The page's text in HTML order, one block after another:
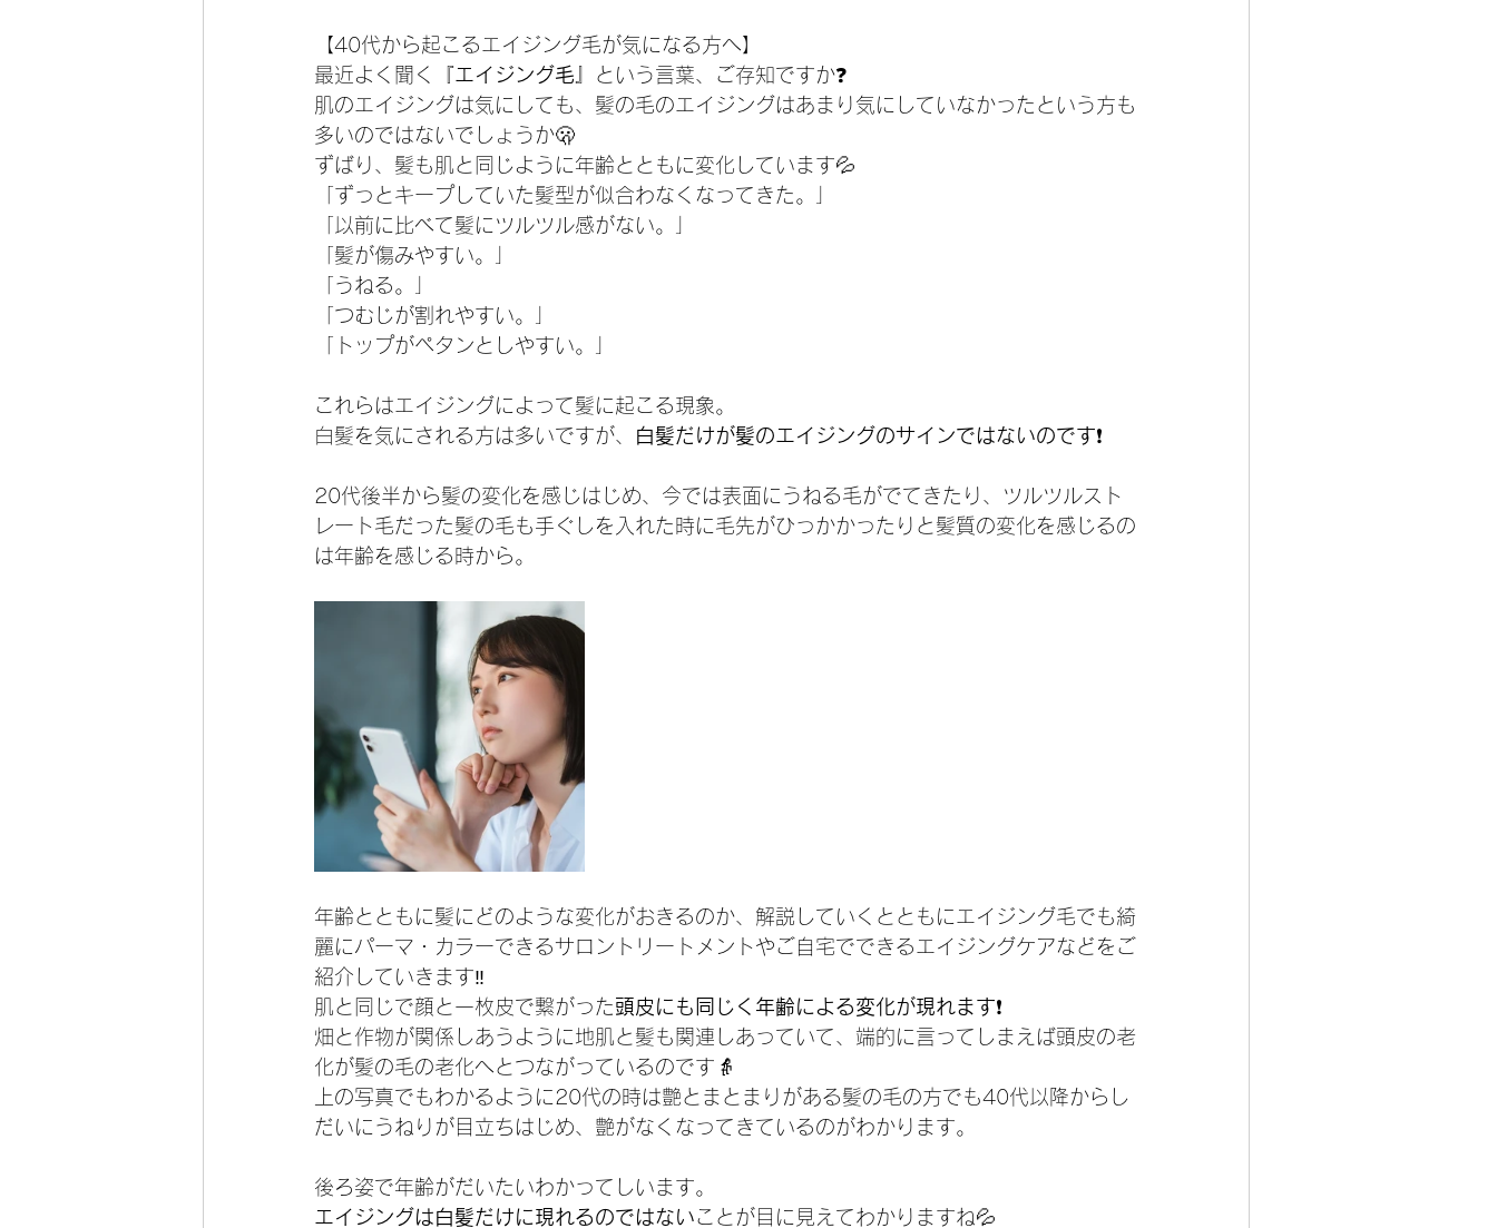
【40代から起こるエイジング毛が気になる方へ】
最近よく聞く『 エイジング毛 』という言葉、ご存知ですか❓
肌のエイジングは気にしても、髪の毛のエイジングはあまり気にしていなかったという方も
多いのではないでしょうか🫢
ずばり、髪も肌と同じように年齢とともに変化しています💦
「ずっとキープしていた髪型が似合わなくなってきた。」
「以前に比べて髪にツルツル感がない。」
「髪が傷みやすい。」
「うねる。」
「つむじが割れやすい。」
「トップがペタンとしやすい。」
これらはエイジングによって髪に起こる現象。
白髪を気にされる方は多いですが、
白髪だけが髪のエイジングのサインではないのです❗️
20代後半から髪の変化を感じはじめ、今では表面にうねる毛がでてきたり、ツルツルスト
レート毛だった髪の毛も手ぐしを入れた時に毛先がひっかかったりと髪質の変化を感じるの
は年齢を感じる時から。
年齢とともに髪にどのような変化がおきるのか、解説していくとともにエイジング毛でも綺
麗にパーマ・カラーできるサロントリートメントやご自宅でできるエイジングケアなどをご
紹介していきます‼️
肌と同じで顔と一枚皮で繋がった頭皮にも同じく年齢による変化が現れます❗️
畑と作物が関係しあうように地肌と髪も関連しあっていて、端的に言ってしまえば頭皮の老
化が髪の毛の老化へとつながっているのです👵
上の写真でもわかるように20代の時は艶とまとまりがある髪の毛の方でも40代以降からし
だいにうねりが目立ちはじめ、艶がなくなってきているのがわかります。
後ろ姿で年齢がだいたいわかってしいます。
エイジングは白髪だけに現れるのではないことが目に見えてわかりますね💦